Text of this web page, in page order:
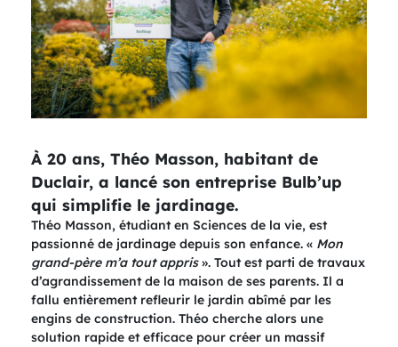
À 20 ans, Théo Masson, habitant de
Duclair, a lancé son entreprise Bulb’up
qui simplifie le jardinage.
Théo Masson, étudiant en Sciences de la vie, est
passionné de jardinage depuis son enfance. « Mon
grand-père m’a tout appris». Tout est parti de travaux
d’agrandissement de la maison de ses parents. Il a
fallu entièrement refleurir le jardin abîmé par les
engins de construction. Théo cherche alors une
solution rapide et efficace pour créer un massif